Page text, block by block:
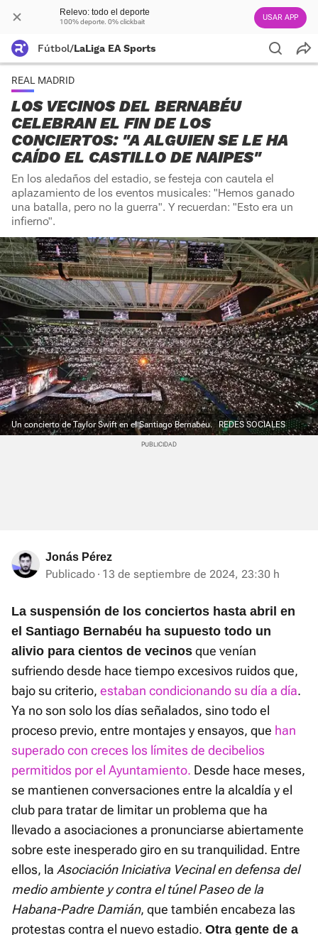
Relevo: todo el deporte
100% deporte. 0% clickbait USAR APP
Fútbol/LaLiga EA Sports
REAL MADRID
LOS VECINOS DEL BERNABÉU
CELEBRAN EL FIN DE LOS
CONCIERTOS: "A ALGUIEN SE LE HA
CAÍDO EL CASTILLO DE NAIPES"
En los aledaños del estadio, se festeja con cautela el
aplazamiento de los eventos musicales: "Hemos ganado
una batalla, pero no la guerra". Y recuerdan: "Esto era un
infierno".
Un concierto de Taylor Swift en el Santiago Bernabéu. REDES SOCIALES
Jonás Pérez
Publicado 13 de septiembre de 2024, 23:30 h
La suspensión de los conciertos hasta abril en
el Santiago Bernabéu ha supuesto todo un
alivio para cientos de vecinos que venían
sufriendo desde hace tiempo excesivos ruidos que,
bajo su criterio, estaban condicionando su día a día.
Ya no son solo los días señalados, sino todo el
proceso previo, entre montajes y ensayos, que han
superado con creces los límites de decibelios
permitidos por el Ayuntamiento. Desde hace meses,
se mantienen conversaciones entre la alcaldía y el
club para tratar de limitar un problema que ha
llevado a asociaciones a pronunciarse abiertamente
sobre este inesperado giro en su tranquilidad. Entre
ellos, la Asociación Iniciativa Vecinal en defensa del
medio ambiente y contra el túnel Paseo de la
Habana-Padre Damián, que también encabeza las
protestas contra el nuevo estadio. Otra gente de a